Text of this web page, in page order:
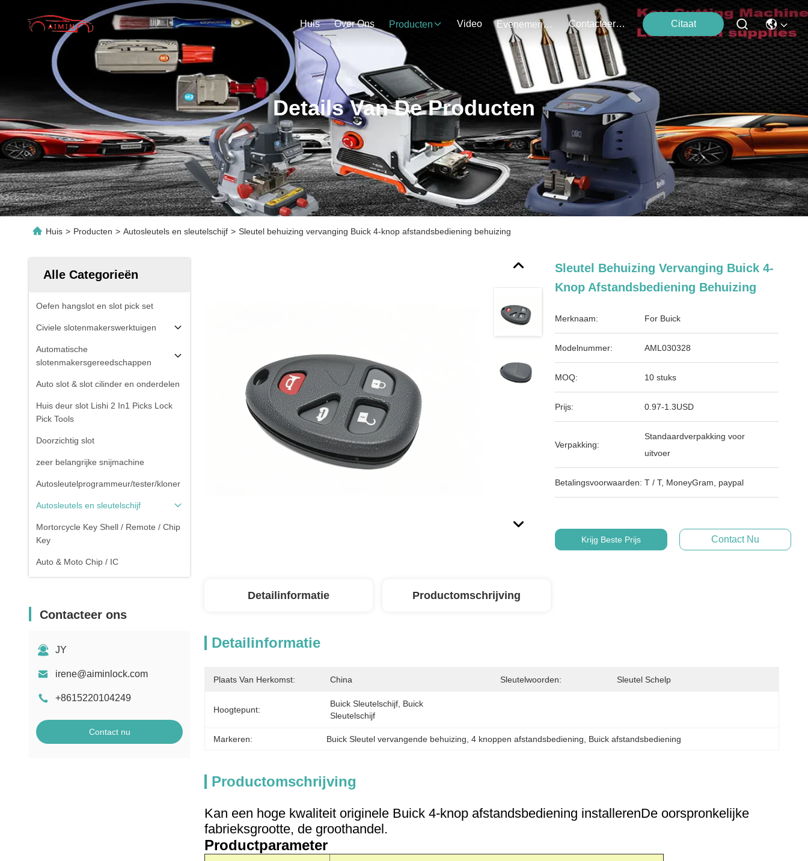
Huis Over Ons Producten Video Evenementen Contacteer Ons Citaat
Details Van De Producten
Huis > Producten > Autosleutels en sleutelschijf > Sleutel behuizing vervanging Buick 4-knop afstandsbediening behuizing
Alle Categorieën
Oefen hangslot en slot pick set
Civiele slotenmakerswerktuigen
Automatische
slotenmakersgereedschappen
Auto slot & slot cilinder en onderdelen
Huis deur slot Lishi 2 In1 Picks Lock
Pick Tools
Doorzichtig slot
zeer belangrijke snijmachine
Autosleutelprogrammeur/tester/kloner
Autosleutels en sleutelschijf
Mortorcycle Key Shell / Remote / Chip
Key
Auto & Moto Chip / IC
Contacteer ons
JY
irene@aiminlock.com
+8615220104249
Contact nu
Sleutel Behuizing Vervanging Buick 4-
Knop Afstandsbediening Behuizing
Merknaam: For Buick
Modelnummer: AML030328
MOQ: 10 stuks
Prijs: 0.97-1.3USD
Verpakking:
Standaardverpakking voor
uitvoer
Betalingsvoorwaarden: T / T, MoneyGram, paypal
Krijg Beste Prijs Contact Nu
Detailinformatie Productomschrijving
Detailinformatie
Plaats Van Herkomst: China Sleutelwoorden: Sleutel Schelp
Hoogtepunt:
Buick Sleutelschijf, Buick
Sleutelschijf
Markeren: Buick Sleutel vervangende behuizing , 4 knoppen afstandsbediening Buick afstandsbediening
Productomschrijving
Kan een hoge kwaliteit originele Buick 4-knop afstandsbediening installerenDe oorspronkelijke
fabrieksgrootte, de groothandel.
Productparameter